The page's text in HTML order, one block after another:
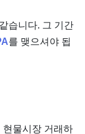
습니다. 그 기간
를 맺으셔야 됩
현물시장 거래하